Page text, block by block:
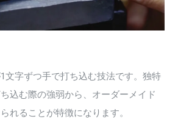
文字ずつ手で打ち込む技法です。独特
込む際の強弱から、オーダーメイド
れることが特徴になります。